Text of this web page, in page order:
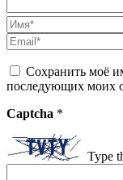
Сохранить моё
последующих моих
Captcha *
Type